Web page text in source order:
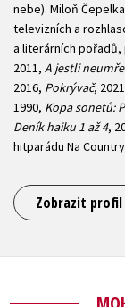
nebe). Miloň
televizních a
a literárních pořadů,
2011, A jestli
2016, Pokrývač,
1990, Kopa sonetů:
Deník haiku 1 až 4,
hitparádu Na
Zobrazit